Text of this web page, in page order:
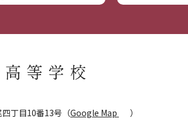
丁目10番13号（Google Map
）